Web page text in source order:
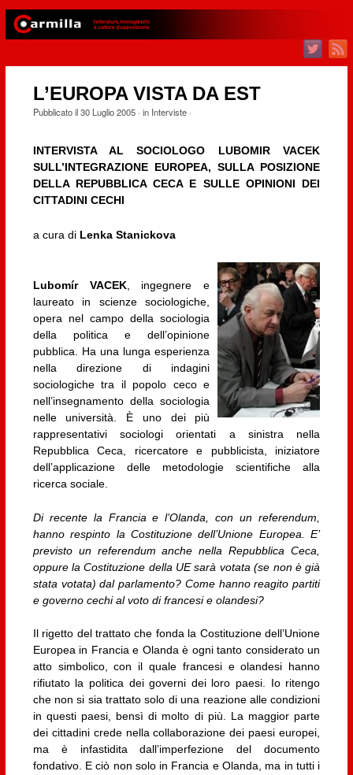
L’EUROPA VISTA DA EST
Pubblicato il30 Luglio 2005· in Interviste·
INTERVISTA AL SOCIOLOGO LUBOMIR VACEK
SULL’INTEGRAZIONE EUROPEA, SULLA POSIZIONE
DELLA REPUBBLICA CECA E SULLE OPINIONI DEI
CITTADINI CECHI
a cura di Lenka Stanickova
Lubomír VACEK, ingegnere e
laureato in scienze sociologiche,
opera nel campo della sociologia
della politica e dell’opinione
pubblica. Ha una lunga esperienza
nella direzione di indagini
sociologiche tra il popolo ceco e
nell’insegnamento della sociologia
nelle università. È uno dei più
rappresentativi sociologi orientati a sinistra nella
Repubblica Ceca, ricercatore e pubblicista, iniziatore
dell’applicazione delle metodologie scientifiche alla
ricerca sociale.
Di recente la Francia e l’Olanda, con un referendum,
hanno respinto la Costituzione dell’Unione Europea. E’
previsto un referendum anche nella Repubblica Ceca,
oppure la Costituzione della UE sarà votata (se non è già
stata votata) dal parlamento? Come hanno reagito partiti
e governo cechi al voto di francesi e olandesi?
Il rigetto del trattato che fonda la Costituzione dell’Unione
Europea in Francia e Olanda è ogni tanto considerato un
atto simbolico, con il quale francesi e olandesi hanno
rifiutato la politica dei governi dei loro paesi. Io ritengo
che non si sia trattato solo di una reazione alle condizioni
in questi paesi, bensì di molto di più. La maggior parte
dei cittadini crede nella collaborazione dei paesi europei,
ma è infastidita dall’imperfezione del documento
fondativo. E ciò non solo in Francia e Olanda, ma in tutti i